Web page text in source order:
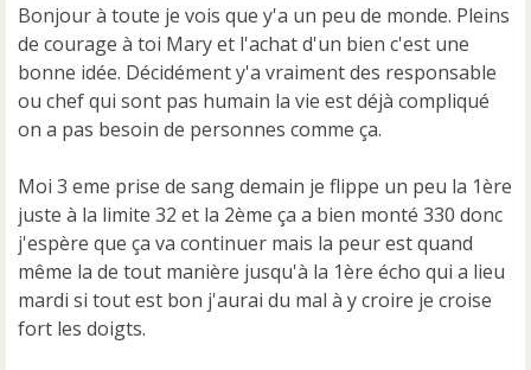
a
g
e
n
o
n
u
Bonjour à toute je vois que y'a un peu de monde. Pleins
de courage à toi Mary et l'achat d'un bien c'est une
bonne idée. Décidément y'a vraiment des responsable
ou chef qui sont pas humain la vie est déjà compliqué
on a pas besoin de personnes comme ça.
Moi 3 eme prise de sang demain je flippe un peu la 1ère
juste à la limite 32 et la 2ème ça a bien monté 330 donc
j'espère que ça va continuer mais la peur est quand
même la de tout manière jusqu'à la 1ère écho qui a lieu
mardi si tout est bon j'aurai du mal à y croire je croise
fort les doigts.